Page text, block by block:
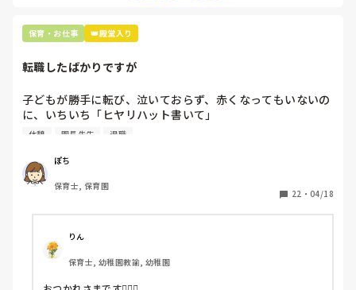
保育・お仕事 👑殿堂入り
転職したばかりですが
子どもが勝手に転び、泣いておらず、赤くなってもいないの
に、いちいち「ヒヤリハット書いて」
と書かされ
（そう言う本人は書かない）
しかも、上司に↑この内容でも
ちゃんと考えて対策を練って書き込むようにと。
呼ばれて一緒に対策を考えさせられること多数
これだけで30〜40分拘束されて辛いです
休憩 園長先生 退職
ぽち
保育士, 保育園
22 ・ 04/18
りん
保育士, 幼稚園教諭, 幼稚園